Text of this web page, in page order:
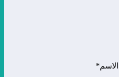
الاسم*